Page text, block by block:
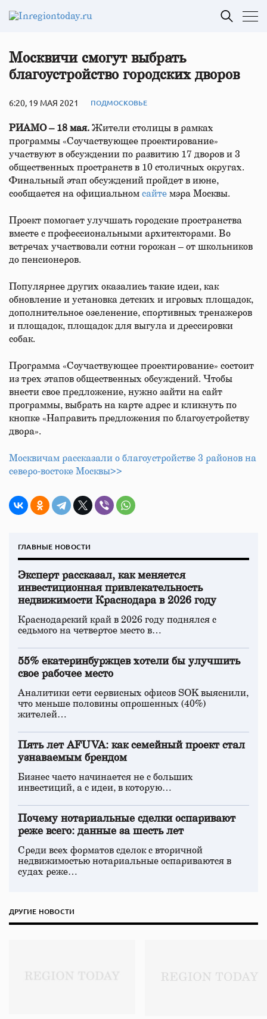
Москвичи смогут выбрать
благоустройство городских дворов
6:20, 19 МАЯ 2021 ПОДМОСКОВЬЕ
РИАМО – 18 мая. Жители столицы в рамках
программы «Соучаствующее проектирование»
участвуют в обсуждении по развитию 17 дворов и 3
общественных пространств в 10 столичных округах.
Финальный этап обсуждений пройдет в июне,
сообщается на официальном сайте мэра Москвы.
Проект помогает улучшать городские пространства
вместе с профессиональными архитекторами. Во
встречах участвовали сотни горожан – от школьников
до пенсионеров.
Популярнее других оказались такие идеи, как
обновление и установка детских и игровых площадок,
дополнительное озеленение, спортивных тренажеров
и площадок, площадок для выгула и дрессировки
собак.
Программа «Соучаствующее проектирование» состоит
из трех этапов общественных обсуждений. Чтобы
внести свое предложение, нужно зайти на сайт
программы, выбрать на карте адрес и кликнуть по
кнопке «Направить предложения по благоустройству
двора».
Москвичам рассказали о благоустройстве 3 районов на
северо‑востоке Москвы>>
ГЛАВНЫЕ НОВОСТИ
Эксперт рассказал, как меняется
инвестиционная привлекательность
недвижимости Краснодара в 2026 году
Краснодарский край в 2026 году поднялся с
седьмого на четвертое место в…
55% екатеринбуржцев хотели бы улучшить
свое рабочее место
Аналитики сети сервисных офисов SOK выяснили,
что меньше половины опрошенных (40%)
жителей…
Пять лет AFUVA: как семейный проект стал
узнаваемым брендом
Бизнес часто начинается не с больших
инвестиций, а с идеи, в которую…
Почему нотариальные сделки оспаривают
реже всего: данные за шесть лет
Среди всех форматов сделок с вторичной
недвижимостью нотариальные оспариваются в
судах реже…
ДРУГИЕ НОВОСТИ